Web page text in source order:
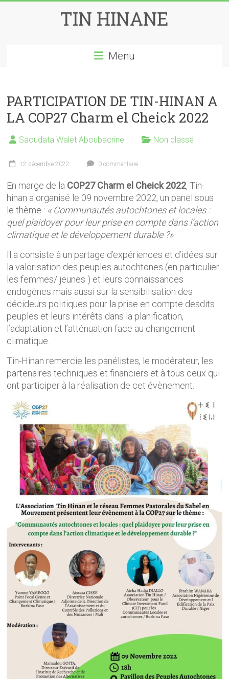
TIN HINANE
Menu
PARTICIPATION DE TIN-HINAN A
LA COP27 Charm el Cheick 2022
Saoudata Walet Aboubacrine Non classé
12 décembre 2022 0 commentaire
En marge de la COP27 Charm el Cheick 2022, Tin-
hinan a organisé le 09 novembre 2022, un panel sous
le thème : « Communautés autochtones et locales :
quel plaidoyer pour leur prise en compte dans l’action
climatique et le développement durable ?»
Il a consiste à un partage d’expériences et d’idées sur
la valorisation des peuples autochtones (en particulier
les femmes/ jeunes ) et leurs connaissances
endogènes mais aussi sur la sensibilisation des
décideurs politiques pour la prise en compte desdits
peuples et leurs intérêts dans la planification,
l’adaptation et l’atténuation face au changement
climatique.
Tin-Hinan remercie les panélistes, le modérateur, les
partenaires techniques et financiers et à tous ceux qui
ont participer à la réalisation de cet évènement.